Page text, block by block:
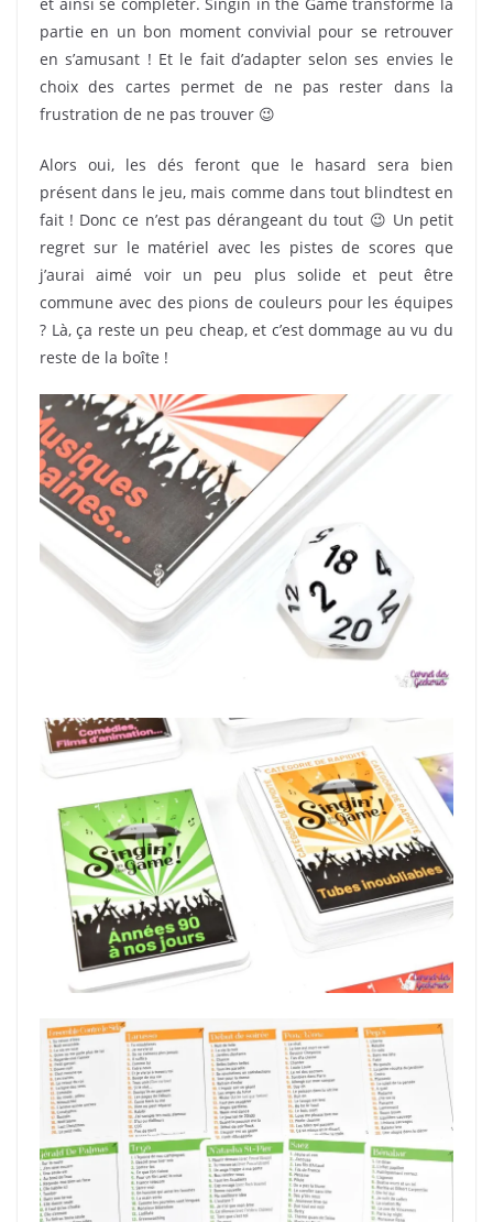
partie en un bon moment convivial pour se retrouver
en s’amusant ! Et le fait d’adapter selon ses envies le
choix des cartes permet de ne pas rester dans la
frustration de ne pas trouver 😉
Alors oui, les dés feront que le hasard sera bien
présent dans le jeu, mais comme dans tout blindtest en
fait ! Donc ce n’est pas dérangeant du tout 😉 Un petit
regret sur le matériel avec les pistes de scores que
j’aurai aimé voir un peu plus solide et peut être
commune avec des pions de couleurs pour les équipes
? Là, ça reste un peu cheap, et c’est dommage au vu du
reste de la boîte !